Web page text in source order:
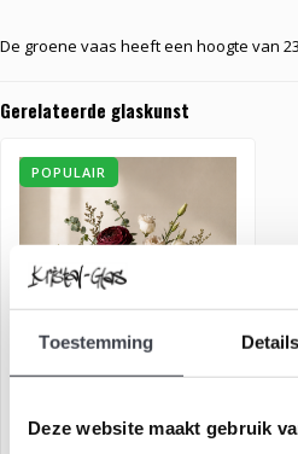
Toestemming Details
Deze website maakt gebruik
De groene vaas heeft een hoogte van
Gerelateerde glaskunst
POPULAIR